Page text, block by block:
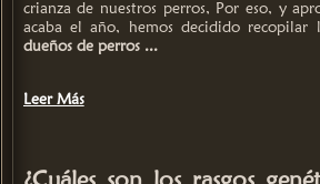
crianza de nuestros perros, Por eso, y
acaba el año, hemos decidido recopilar
dueños de perros ...
Leer Más